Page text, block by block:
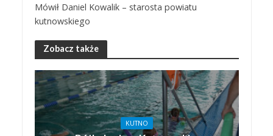
Mówił Daniel Kowalik – starosta powiatu
kutnowskiego
Zobacz także
KUTNO